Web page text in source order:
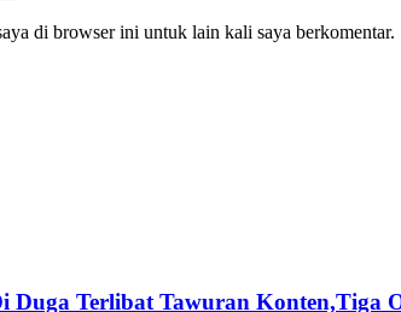
di browser ini untuk lain kali saya berkomentar.
Duga Terlibat Tawuran Konten,Tiga